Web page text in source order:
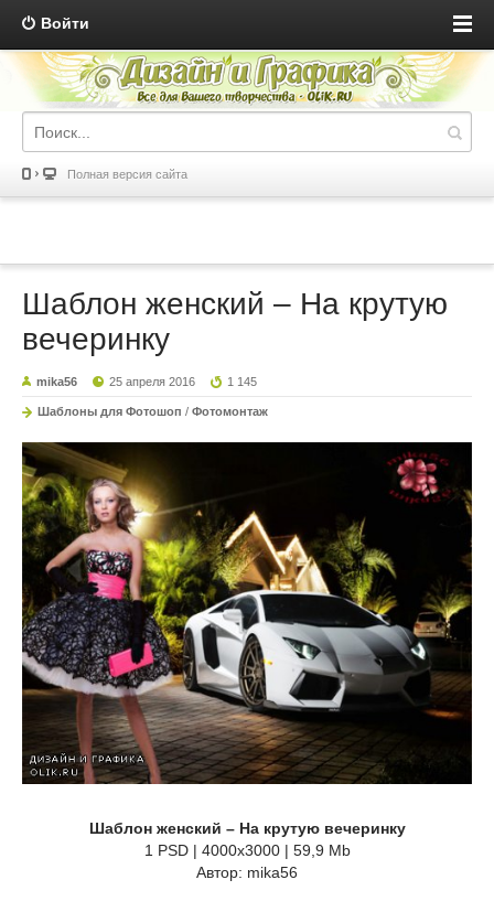
Войти
Полная версия сайта
Шаблон женский – На крутую
вечеринку
mika56 25 апреля 2016 1 145
Шаблоны для Фотошоп / Фотомонтаж
Шаблон женский – На крутую вечеринку
1 PSD | 4000х3000 | 59,9 Mb
Автор: mika56